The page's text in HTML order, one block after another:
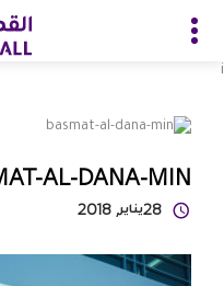
i
AL-DANA-MIN
28يناير, 2018